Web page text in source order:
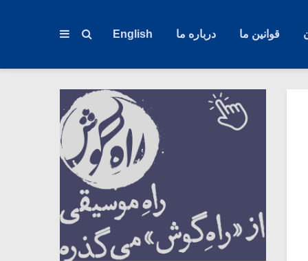
قوانین ما درباره ما English